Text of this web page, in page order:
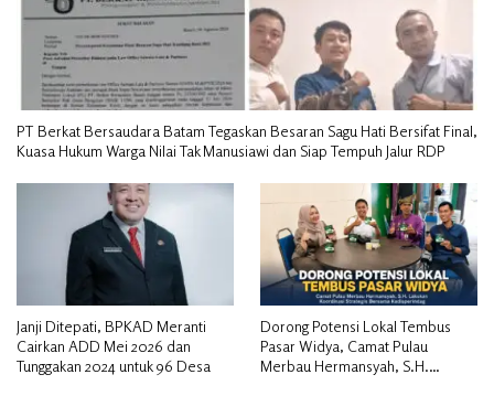
PT Berkat Bersaudara Batam Tegaskan Besaran Sagu Hati Bersifat Final,
Kuasa Hukum Warga Nilai Tak Manusiawi dan Siap Tempuh Jalur RDP
Janji Ditepati, BPKAD Meranti
Cairkan ADD Mei 2026 dan
Tunggakan 2024 untuk 96 Desa
Dorong Potensi Lokal Tembus
Pasar Widya, Camat Pulau
Merbau Hermansyah, S.H.